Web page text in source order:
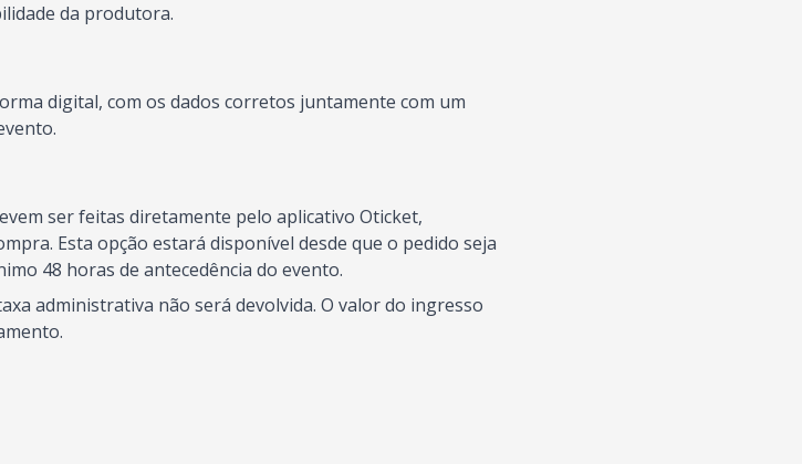
da produtora.
digital, com os dados corretos juntamente com um
ser feitas diretamente pelo aplicativo Oticket,
Esta opção estará disponível desde que o pedido seja
48 horas de antecedência do evento.
administrativa não será devolvida. O valor do ingresso